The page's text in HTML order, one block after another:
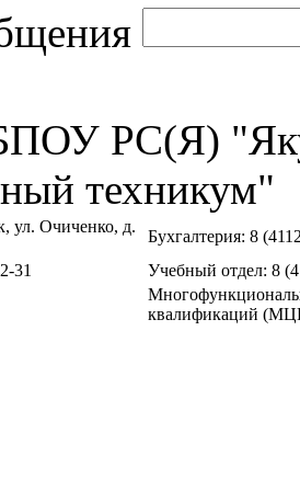
РС(Я)
техникум"
ул. Очиченко, д.
Бухгалтерия: 8
31
Учебный отдел: 8
квалификаций